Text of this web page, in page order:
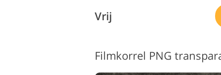
Vrij
Filmkorrel PNG